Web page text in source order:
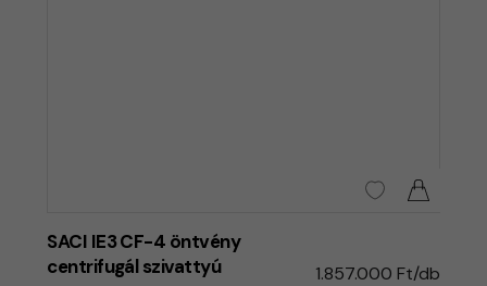
SACI IE3 CF-4 öntvény
centrifugál szivattyú
1.857.000 Ft/db